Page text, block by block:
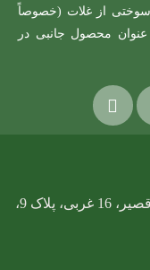
سوختی از غلات (خصوصاً
محصول جانبی در
ایران، تهران، میدان آرژانتین، خیابان احمد قصیر، 16 غربی، پلاک 9،